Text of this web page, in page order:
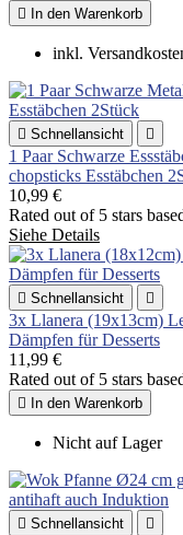
 In den Warenkorb
inkl.
 Schnellansicht 
1 Paar Schwarze
chopsticks Esstäbchen
10,99 €
Rated out of 5 stars
Siehe Details
 Schnellansicht 
3x Llanera (19x13cm)
Dämpfen für Desserts
11,99 €
Rated out of 5 stars
 In den Warenkorb
Nicht auf Lager
 Schnellansicht 